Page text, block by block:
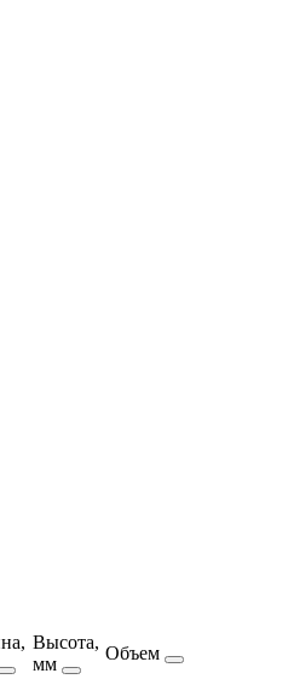
Высота,
мм
Объем